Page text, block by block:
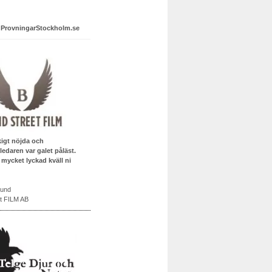
nöjda och
var galet påläst.
mycket lyckad kväll ni
FILM AB